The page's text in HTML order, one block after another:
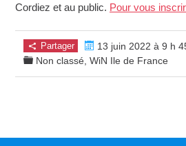
Cordiez et au public. Pour vous
Partager
13 juin 2022 à 9 h
Non classé ,WiN Ile de France